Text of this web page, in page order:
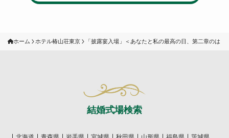
ホーム ホテル椿山荘東京 「披露宴入場」＜あなたと私の最高の日、第二章のは
結婚式場検索